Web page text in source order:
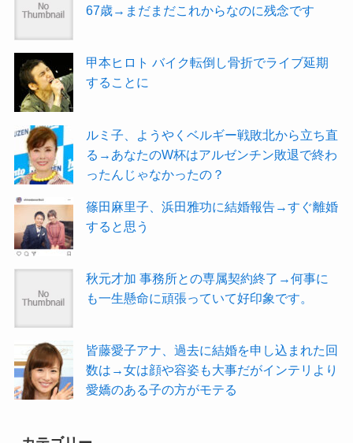
67歳→まだまだこれからなのに残念です
甲本ヒロト バイク転倒し骨折でライブ延期
することに
ルミ子、ようやくベルギー戦敗北から立ち直
る→あなたのW杯はアルゼンチン敗退で終わ
ったんじゃなかったの？
篠田麻里子、浜田雅功に結婚報告→すぐ離婚
すると思う
秋元才加 事務所との専属契約終了→何事に
も一生懸命に頑張っていて好印象です。
皆藤愛子アナ、過去に結婚を申し込まれた回
数は→女は顔や容姿も大事だがインテリより
愛嬌のある子の方がモテる